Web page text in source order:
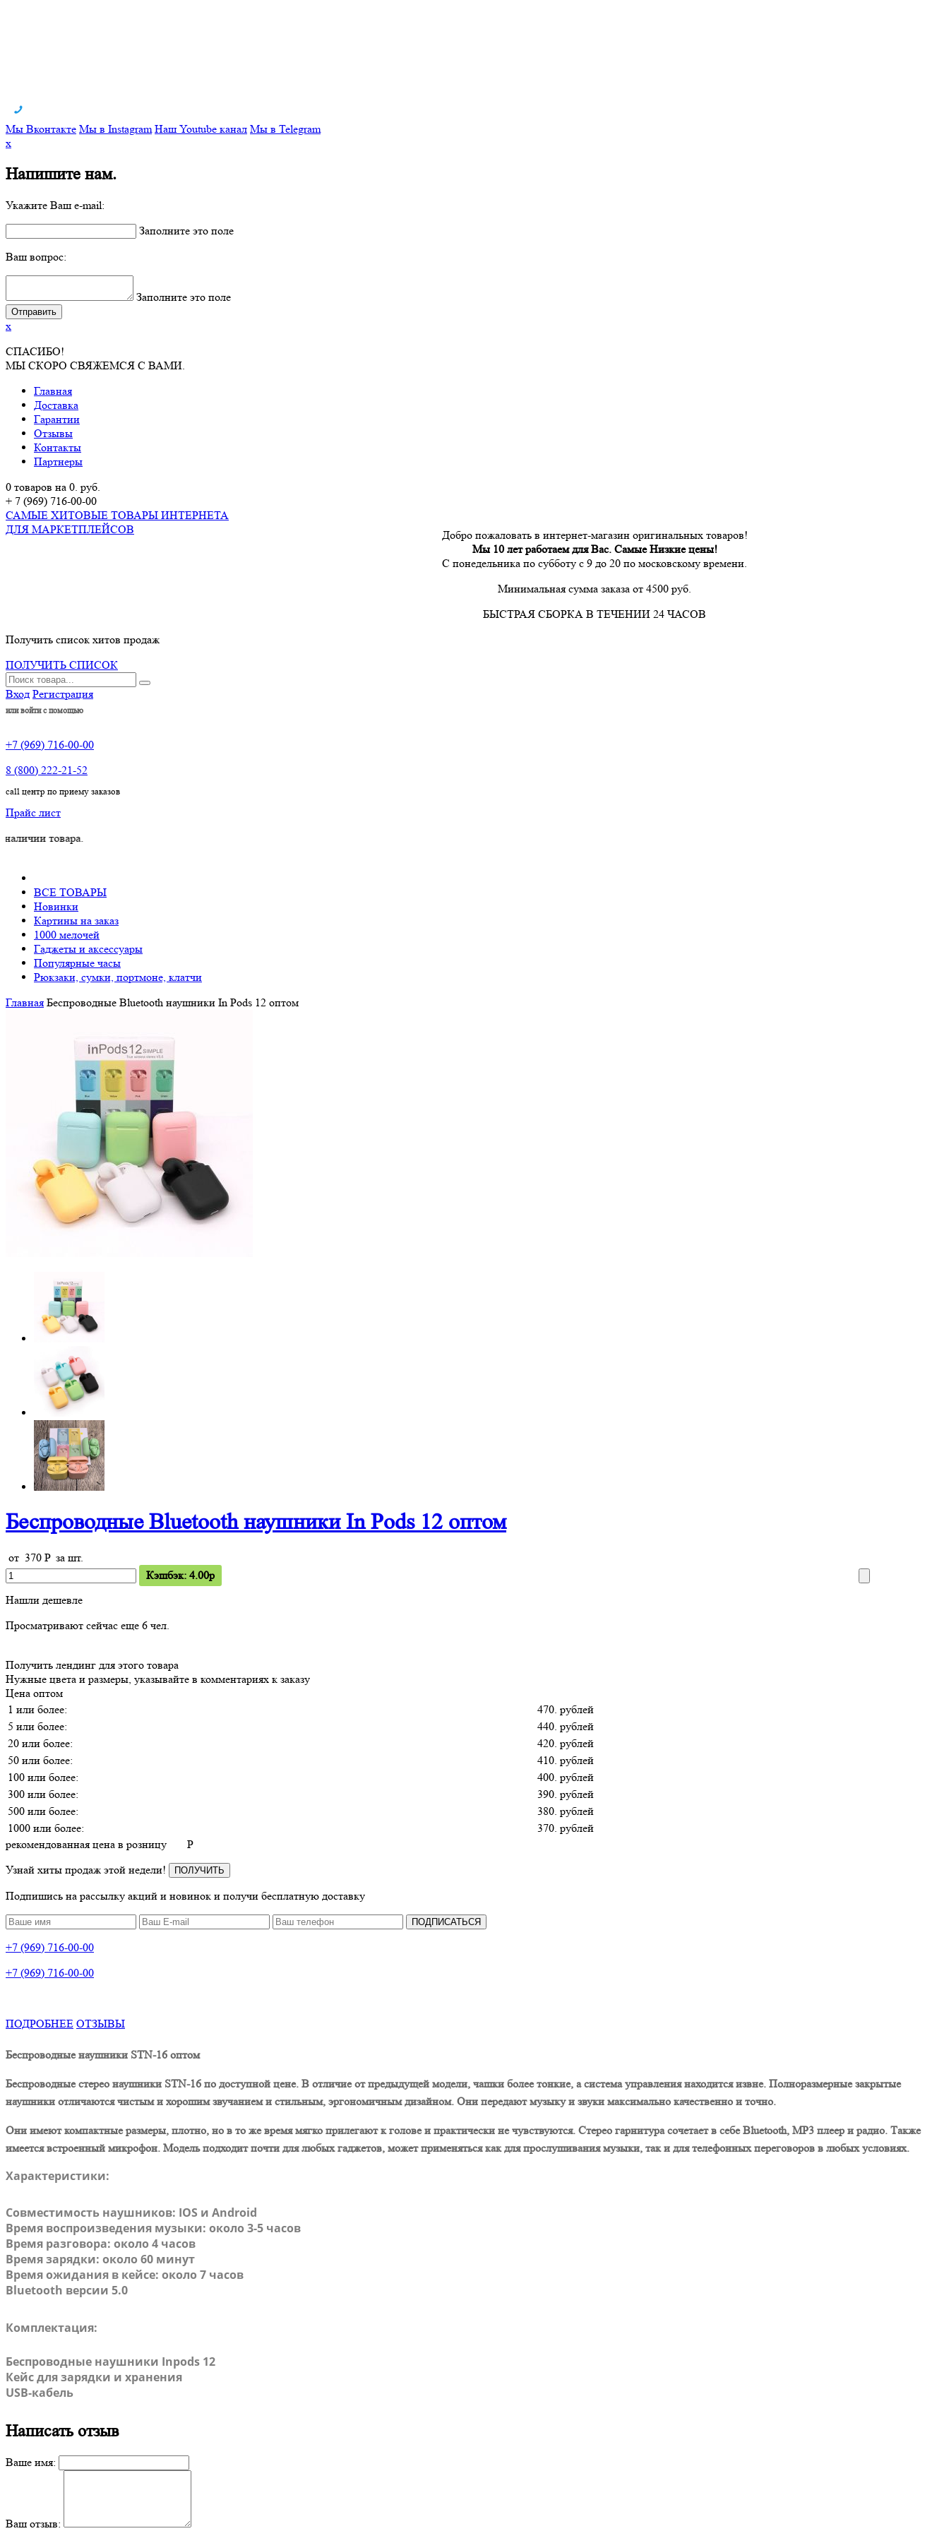
Мы Вконтакте Мы в Instagram Наш Youtube канал Мы в Telegram
x
Напишите нам.
Укажите Ваш e-mail:
Заполните это поле
Ваш вопрос:
Заполните это поле
x
СПАСИБО!
МЫ СКОРО СВЯЖЕМСЯ С ВАМИ.
Главная
Доставка
Гарантии
Отзывы
Контакты
Партнеры
0 товаров на 0. руб.
+ 7 (969) 716-00-00
САМЫЕ ХИТОВЫЕ ТОВАРЫ ИНТЕРНЕТА
ДЛЯ МАРКЕТПЛЕЙСОВ
Добро пожаловать в интернет-магазин оригинальных товаров!
Мы 10 лет работаем для Вас. Самые Низкие цены!
С понедельника по субботу с 9 до 20 по московскому времени.
Минимальная сумма заказа от 4500 руб.
БЫСТРАЯ СБОРКА В ТЕЧЕНИИ 24 ЧАСОВ
Получить список хитов продаж
ПОЛУЧИТЬ СПИСОК
Вход Регистрация
или войти с помощью
+7 (969) 716-00-00
8 (800) 222-21-52
call центр по приему заказов
Прайс лист
товара.
ВСЕ ТОВАРЫ
Новинки
Картины на заказ
1000 мелочей
Гаджеты и аксессуары
Популярные часы
Рюкзаки, сумки, портмоне, клатчи
Главная Беспроводные Bluetooth наушники In Pods 12 оптом
Беспроводные Bluetooth наушники In Pods 12 оптом
от 370 Pза шт.
Кэшбэк: 4.00p
Нашли дешевле
Просматривают сейчас еще 6 чел.
Получить лендинг для этого товара
Нужные цвета и размеры, указывайте в комментариях к заказу
Цена оптом
1 или более:
470. рублей
5 или более:
440. рублей
20 или более:
420. рублей
50 или более:
410. рублей
100 или более:
400. рублей
300 или более:
390. рублей
500 или более:
380. рублей
1000 или более:
370. рублей
рекомендованная цена в розницу
P
Узнай хиты продаж этой недели!
ПОЛУЧИТЬ
Подпишись на рассылку акций и новинок и получи бесплатную доставку
ПОДПИСАТЬСЯ
+7 (969) 716-00-00
+7 (969) 716-00-00
ПОДРОБНЕЕ ОТЗЫВЫ
Беспроводные наушники STN-16 оптом
Беспроводные стерео наушники STN-16 по доступной цене. В отличие от предыдущей модели, чашки более тонкие, а система управления находится извне. Полноразмерные закрытые
наушники отличаются чистым и хорошим звучанием и стильным, эргономичным дизайном. Они передают музыку и звуки максимально качественно и точно.
Они имеют компактные размеры, плотно, но в то же время мягко прилегают к голове и практически не чувствуются. Стерео гарнитура сочетает в себе Bluetooth, MP3 плеер и радио. Также
имеется встроенный микрофон. Модель подходит почти для любых гаджетов, может применяться как для прослушивания музыки, так и для телефонных переговоров в любых условиях.
Характеристики:
Сoвмecтимocть нaушников: IОS и Аndrоid
Вpeмя вocпpoизвeдeния музыки: около 3-5 часoв
Врeмя рaзгoвора: около 4 чaсoв
Bрeмя заpядки: около 60 минут
Bpемя oжидания в кейcе: около 7 часов
Вluеtооth версии 5.0
Комплектация:
Беспроводные наушники Inpods 12
Кейс для зарядки и хранения
USB-кабель
Написать отзыв
Ваше имя:
Ваш отзыв: